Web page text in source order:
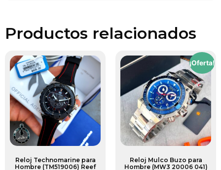
Productos relacionados
Reloj Technomarine para
Hombre (TM519006) Reef
¡Oferta!
Reloj Mulco Buzo para
Hombre (MW3 20006 041)